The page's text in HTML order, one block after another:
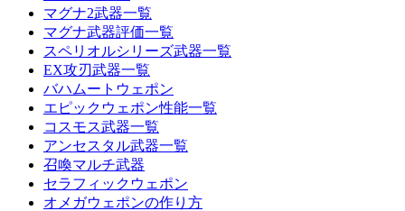
マグナ2武器一覧
マグナ武器評価一覧
スペリオルシリーズ武器一覧
EX攻刃武器一覧
バハムートウェポン
エピックウェポン性能一覧
コスモス武器一覧
アンセスタル武器一覧
召喚マルチ武器
セラフィックウェポン
オメガウェポンの作り方